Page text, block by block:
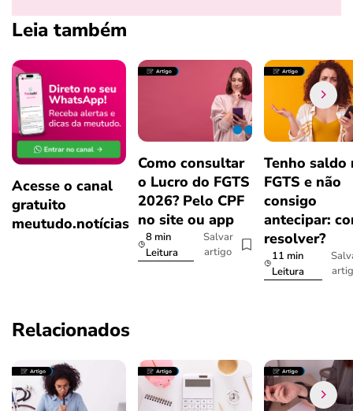
Leia também
Acesse o canal
gratuito
meutudo.notícias
Como consultar
o Lucro do FGTS
2026? Pelo CPF
no site ou app
8 min
Leitura
Salvar
artigo
Tenho saldo
FGTS e não
consigo
antecipar:
resolver?
11 min
Leitura
Relacionados